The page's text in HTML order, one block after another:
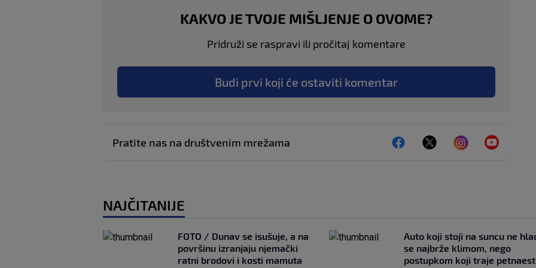
KAKVO JE TVOJE MIŠLJENJE O OVOME?
Pridruži se raspravi ili pročitaj komentare
Budi prvi koji će ostaviti komentar
Pratite nas na društvenim mrežama
NAJČITANIJE
FOTO / Dunav se isušuje, a na
površinu izranjaju njemački
ratni brodovi i kosti mamuta
Auto koji stoji na suncu ne
se najbrže klimom, nego
postupkom koji traje petnaest